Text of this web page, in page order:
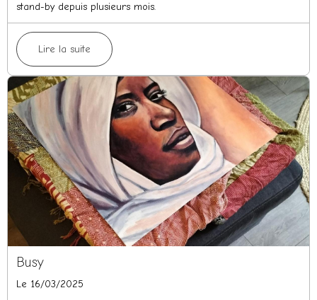
stand-by depuis plusieurs mois.
Lire la suite
Busy
Le 16/03/2025